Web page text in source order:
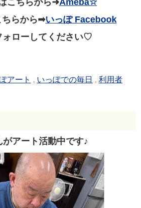
ちらから➡いっぽ Facebook
ォローしてください♡
アート , いっぽでの毎日 , 利用者
がアート活動中です♪